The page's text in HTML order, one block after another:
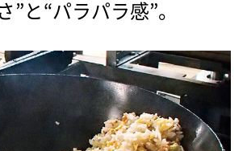
”と“パラパラ感”。